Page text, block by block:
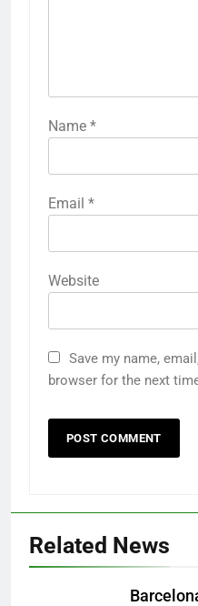
Name *
Email *
Website
Save my name,
browser for the next
Related News